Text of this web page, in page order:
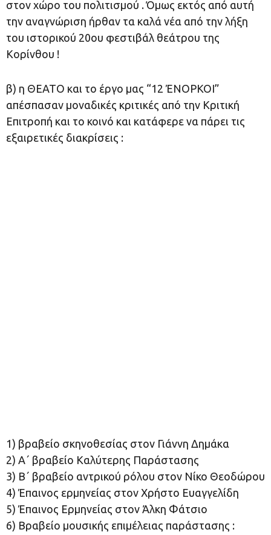
στον χώρο του πολιτισμού . Όμως εκτός από αυτή
την αναγνώριση ήρθαν τα καλά νέα από την λήξη
του ιστορικού 20ου φεστιβάλ θεάτρου της
Κορίνθου !
β) η ΘΕΑΤΟ και το έργο μας “12 ΈΝΟΡΚΟΙ”
απέσπασαν μοναδικές κριτικές από την Κριτική
Επιτροπή και το κοινό και κατάφερε να πάρει τις
εξαιρετικές διακρίσεις :
1) βραβείο σκηνοθεσίας στον Γιάννη Δημάκα
2) Α΄ βραβείο Καλύτερης Παράστασης
3) Β΄ βραβείο αντρικού ρόλου στον Νίκο Θεοδώρου
4) Έπαινος ερμηνείας στον Χρήστο Ευαγγελίδη
5) Έπαινος Ερμηνείας στον Άλκη Φάτσιο
6) Βραβείο μουσικής επιμέλειας παράστασης :